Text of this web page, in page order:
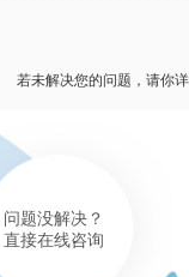
——这样的原故私藏定
术要求、难易水准等改
一揽子服务，欢迎决计
分享
若未解决您的问题，请你
问题没解决？
直接在线咨询